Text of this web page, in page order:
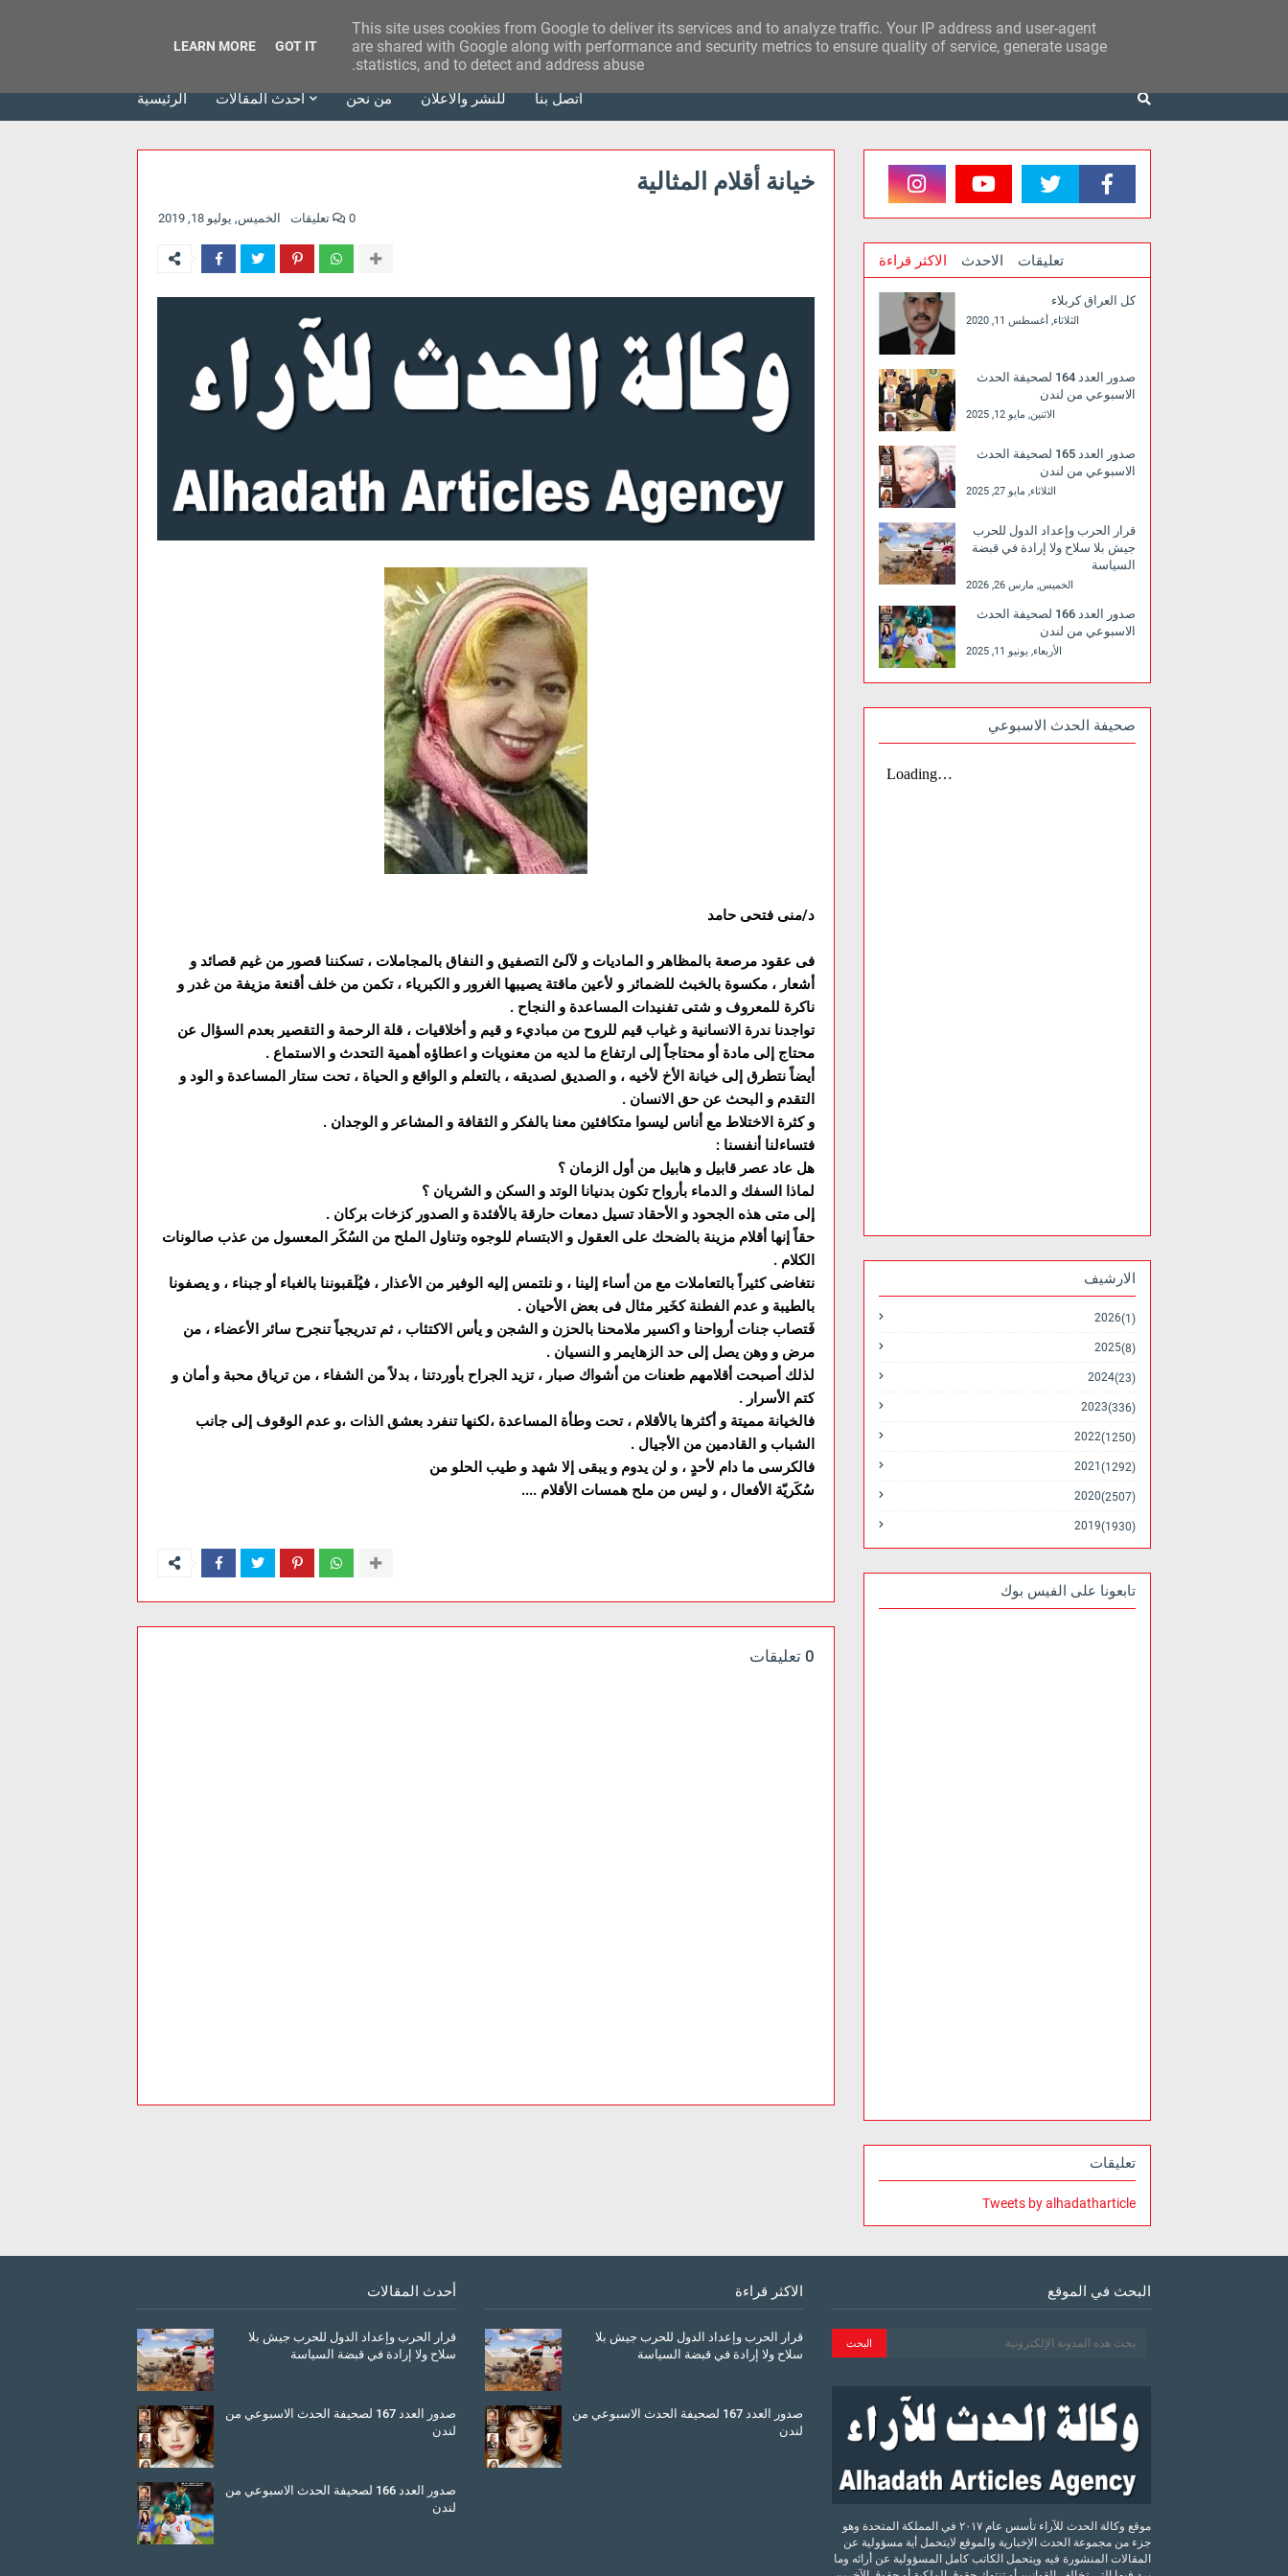
وكالة الحدث للآراء
الرئيسية أحدث المقالات من نحن للنشر والاعلان أتصل بنا
خيانة أقلام المثالية
الخميس, يوليو 18, 2019 0 تعليقات
د/منى فتحى حامد
فى عقود مرصعة بالمظاهر و الماديات و لآلئ التصفيق و النفاق بالمجاملات ، تسكننا قصور من غيم قصائد و
أشعار ، مكسوة بالخبث للضمائر و لأعين ماقتة يصيبها الغرور و الكبرياء ، تكمن من خلف أقنعة مزيفة من غدر و
ناكرة للمعروف و شتى تفنيدات المساعدة و النجاح .
تواجدنا ندرة الانسانية و غياب قيم للروح من مباديء و قيم و أخلاقيات ، قلة الرحمة و التقصير بعدم السؤال عن
محتاج إلى مادة أو محتاجاً إلى ارتفاع ما لديه من معنويات و اعطاؤه أهمية التحدث و الاستماع .
أيضاً نتطرق إلى خيانة الأخ لأخيه ، و الصديق لصديقه ، بالتعلم و الواقع و الحياة ، تحت ستار المساعدة و الود و
التقدم و البحث عن حق الانسان .
و كثرة الاختلاط مع أناس ليسوا متكافئين معنا بالفكر و الثقافة و المشاعر و الوجدان .
فتساءلنا أنفسنا :
هل عاد عصر قابيل و هابيل من أول الزمان ؟
لماذا السفك و الدماء بأرواح تكون بدنيانا الوتد و السكن و الشريان ؟
إلى متى هذه الجحود و الأحقاد تسيل دمعات حارقة بالأفئدة و الصدور كزخات بركان .
حقاً إنها أقلام مزينة بالضحك على العقول و الابتسام للوجوه وتناول الملح من السُكَر المعسول من عذب صالونات
الكلام .
نتغاضى كثيراً بالتعاملات مع من أساء إلينا ، و نلتمس إليه الوفير من الأعذار ، فيُلَقبوننا بالغباء أو جبناء ، و يصفونا
بالطيبة و عدم الفطنة كخَير مثال فى بعض الأحيان .
فَتصاب جنات أرواحنا و اكسير ملامحنا بالحزن و الشجن و يأس الاكتئاب ، ثم تدريجياً تنجرح سائر الأعضاء ، من
مرض و وهن يصل إلى حد الزهايمر و النسيان .
لذلك أصبحت أقلامهم طعنات من أشواك صبار ، تزيد الجراح بأوردتنا ، بدلاً من الشفاء ، من ترياق محبة و أمان و
كتم الأسرار .
فالخيانة مميتة و أكثرها بالأقلام ، تحت وطأة المساعدة ،لكنها تنفرد بعشق الذات ،و عدم الوقوف إلى جانب
الشباب و القادمين من الأجيال .
فالكرسى ما دام لأحدٍ ، و لن يدوم و يبقى إلا شهد و طيب الحلو من
سُكَريّة الأفعال ، و ليس من ملح همسات الأقلام ....
0 تعليقات
الاكثر قراءة الاحدث تعليقات
كل العراق كربلاء
الثلاثاء, أغسطس 11, 2020
صدور العدد 164 لصحيفة الحدث
الاسبوعي من لندن
الاثنين, مايو 12, 2025
صدور العدد 165 لصحيفة الحدث
الاسبوعي من لندن
الثلاثاء, مايو 27, 2025
قرار الحرب وإعداد الدول للحرب
جيش بلا سلاح ولا إرادة في قبضة
السياسة
الخميس, مارس 26, 2026
صدور العدد 166 لصحيفة الحدث
الاسبوعي من لندن
الأربعاء, يونيو 11, 2025
صحيفة الحدث الاسبوعي
الارشيف
2026 (1)
2025 (8)
2024 (23)
2023 (336)
2022 (1250)
2021 (1292)
2020 (2507)
2019 (1930)
تابعونا على الفيس بوك
تعليقات
Tweets by alhadatharticle
البحث في الموقع
موقع وكالة الحدث للآراء تأسس عام ٢٠١٧ في المملكة المتحدة وهو
جزء من مجموعة الحدث الإخبارية والموقع لايتحمل أية مسؤولية عن
المقالات المنشورة فيه ويتحمل الكاتب كامل المسؤولية عن أرائه وما
الاكثر قراءة
قرار الحرب وإعداد الدول للحرب جيش بلا
سلاح ولا إرادة في قبضة السياسة
صدور العدد 167 لصحيفة الحدث الاسبوعي من
لندن
أحدث المقالات
قرار الحرب وإعداد الدول للحرب جيش بلا
سلاح ولا إرادة في قبضة السياسة
صدور العدد 167 لصحيفة الحدث الاسبوعي من
لندن
صدور العدد 166 لصحيفة الحدث الاسبوعي من
لندن
This site uses cookies from Google to deliver its services and to analyze traffic. Your IP address and user-agent
are shared with Google along with performance and security metrics to ensure quality of service, generate usage
statistics, and to detect and address abuse.
LEARN MORE GOT IT